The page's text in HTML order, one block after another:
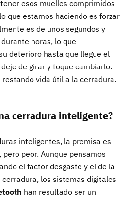
esos muelles comprimidos
que estamos haciendo es forzar
es de unos segundos y
horas, lo que
deterioro hasta que llegue el
de girar y toque cambiarlo.
vida útil a la cerradura.
cerradura inteligente?
inteligentes, la premisa es
peor. Aunque pensamos
el factor desgaste y el de la
los sistemas digitales
han resultado ser un